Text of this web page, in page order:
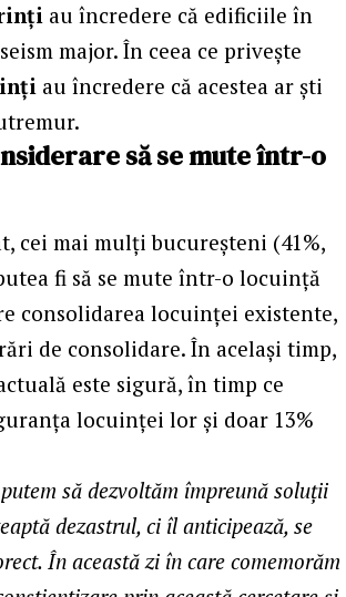
au încredere că edificiile în
major. În ceea ce privește
au încredere că acestea ar ști
să se mute într-o
cei mai mulți bucureșteni (41%,
fi să se mute într-o locuință
consolidarea locuinței existente,
de consolidare. În același timp,
este sigură, în timp ce
locuinței lor și doar 13%
să dezvoltăm împreună soluții
dezastrul, ci îl anticipează, se
În această zi în care comemorăm